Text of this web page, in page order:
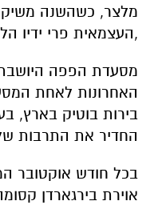
מלצר, כשהשנה
,העצמאית פרי ידיו
מסעדת הפפה
האחרונות לאחת
בירות בוטיק בארץ,
החדיר את התרבות
בכל חודש אוקטובר
אוירת בירגארדן